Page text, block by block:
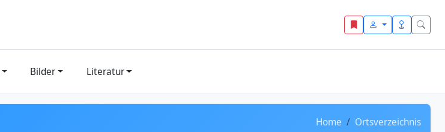
Bilder Literatur
Home Ortsverzeichnis